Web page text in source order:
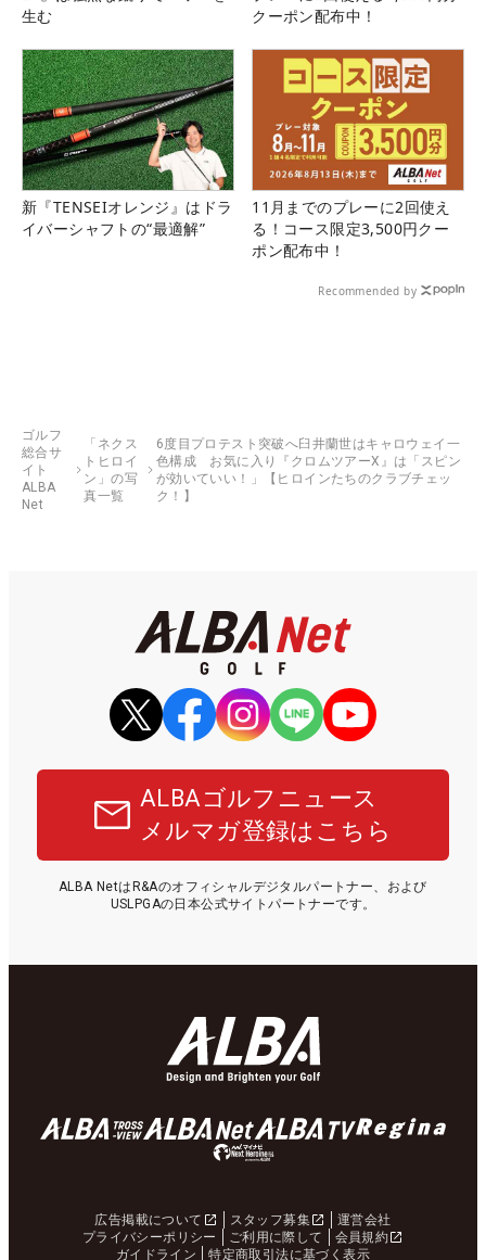
生む
クーポン配布中！
新『TENSEIオレンジ』はドラ
イバーシャフトの“最適解”
11月までのプレーに2回使え
る！コース限定3,500円クー
ポン配布中！
Recommended by
ゴルフ
総合サ
イト
ALBA
Net
「ネクス
トヒロイ
ン」の写
真一覧
6度目プロテスト突破へ臼井蘭世はキャロウェイ一
色構成 お気に入り『クロムツアーX』は「スピン
が効いていい！」【ヒロインたちのクラブチェッ
ク！】
ALBAゴルフニュース
メルマガ登録はこちら
ALBA NetはR&Aのオフィシャルデジタルパートナー、および
USLPGAの日本公式サイトパートナーです。
広告掲載について スタッフ募集
運営会社
プライバシーポリシー
ご利用に際して
会員規約
ガイドライン
特定商取引法に基づく表示